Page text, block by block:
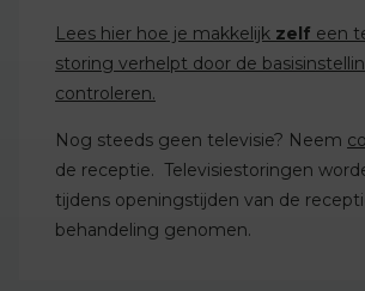
Lees hier hoe je makkelijk zelf een
storing verhelpt door de
controleren.
Nog steeds geen televisie? Neem
de receptie. Televisiestoringen
tijdens openingstijden van de
behandeling genomen.